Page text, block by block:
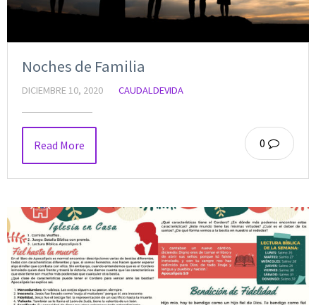
Noches de Familia
DICIEMBRE 10, 2020 CAUDALDEVIDA
0
Read More